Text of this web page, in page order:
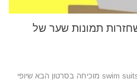
תמונות שער של
חברת בגדי ים במידות גדולות swim suits for all מוכיחה בסרטון הבא שיופי